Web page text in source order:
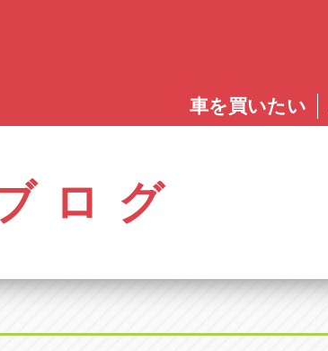
愛知
アップル春日井中央店
0568-56-0001
アップル瀬戸店
町4-32-1
オートフレンド
車を買いたい
ログ